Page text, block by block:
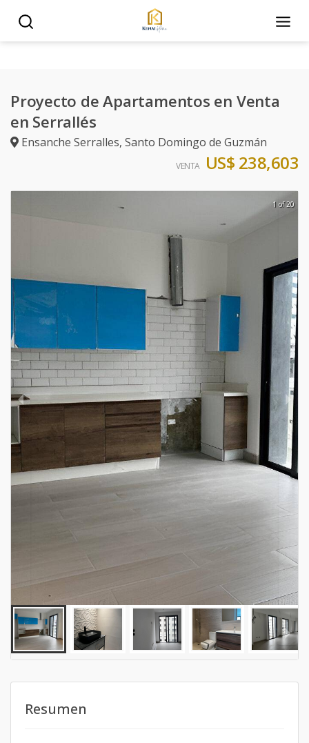
Proyecto de Apartamentos en Venta
en Serrallés
Ensanche Serralles, Santo Domingo de Guzmán
VENTA US$ 238,603
1 of 20
Resumen